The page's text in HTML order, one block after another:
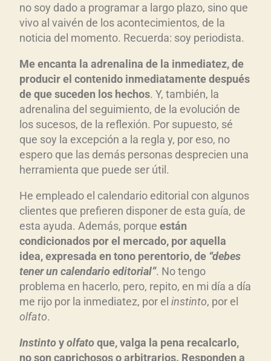
no soy dado a programar a largo plazo, sino que
vivo al vaivén de los acontecimientos, de la
noticia del momento. Recuerda: soy periodista.
Me encanta la adrenalina de la inmediatez, de
producir el contenido inmediatamente después
de que suceden los hechos. Y, también, la
adrenalina del seguimiento, de la evolución de
los sucesos, de la reflexión. Por supuesto, sé
que soy la excepción a la regla y, por eso, no
espero que las demás personas desprecien una
herramienta que puede ser útil.
He empleado el calendario editorial con algunos
clientes que prefieren disponer de esta guía, de
esta ayuda. Además, porque están
condicionados por el mercado, por aquella
idea, expresada en tono perentorio, de “debes
tener un calendario editorial”. No tengo
problema en hacerlo, pero, repito, en mi día a día
me rijo por la inmediatez, por el instinto, por el
olfato.
Instintoyolfatoque, valga la pena recalcarlo,
no son caprichosos o arbitrarios. Responden a